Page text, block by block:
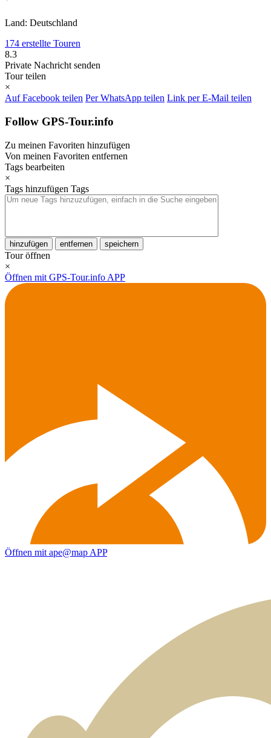
Land: Deutschland
174 erstellte Touren
8.3
Private Nachricht senden
Tour teilen
×
Auf Facebook teilen Per WhatsApp teilen Link per E-Mail teilen
Follow GPS-Tour.info
Zu meinen Favoriten hinzufügen
Von meinen Favoriten entfernen
Tags bearbeiten
×
Tags hinzufügen Tags
hinzufügen entfernen speichern
Tour öffnen
×
Öffnen mit GPS-Tour.info APP
Öffnen mit ape@map APP